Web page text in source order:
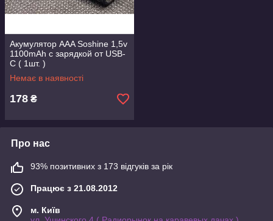
Акумулятор ААA Soshine 1,5v
1100mAh с зарядкой от USB-
С ( 1шт. )
Немає в наявності
178 ₴
Про нас
93% позитивних з 173 відгуків за рік
Працює з 21.08.2012
м. Київ